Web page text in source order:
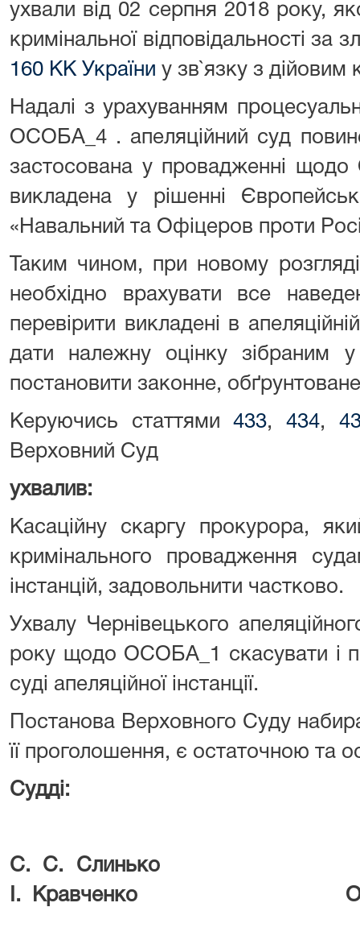
ухвали від 02 серпня 2018 року,
кримінальної відповідальності за
160 КК України у зв`язку з дійовим
Надалі з урахуванням
ОСОБА_4 . апеляційний суд
застосована у провадженні
викладена у рішенні
«Навальний та Офіцеров проти
Таким чином, при новому розгляді
необхідно врахувати все
перевірити викладені в
дати належну оцінку зібраним
постановити законне,
Керуючись статтями433, 434,
Верховний Суд
ухвалив:
Касаційну скаргу прокурора,
кримінального провадження
інстанцій, задовольнити частково.
Ухвалу Чернівецького
року щодо ОСОБА_1 скасувати і
суді апеляційної інстанції.
Постанова Верховного Суду
її проголошення, є остаточною та
Судді:
С. С.
І. Кравченко О. П.